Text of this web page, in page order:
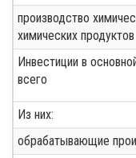
производство
химических продуктов
Инвестиции в
всего
Из них:
обрабатывающие